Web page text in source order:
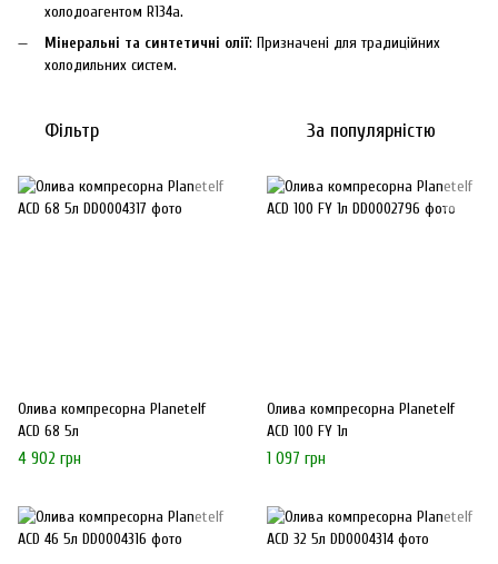
холодоагентом R134a.
Мінеральні та синтетичні олії: Призначені для традиційних
холодильних систем.
Фільтр За популярністю
Олива компресорна Planetelf
ACD 68 5л
4 902 грн
Олива компресорна Planetelf
ACD 100 FY 1л
1 097 грн